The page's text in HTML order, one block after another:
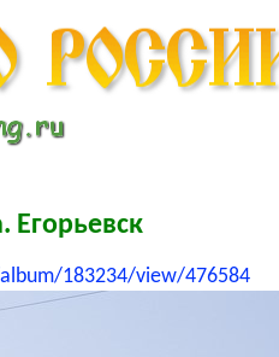
Егорьевск
183234/view/476584